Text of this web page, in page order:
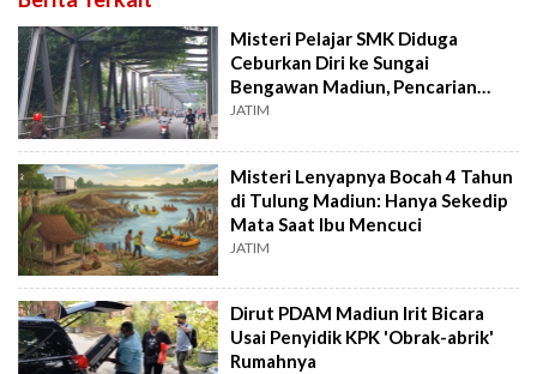
Misteri Pelajar SMK Diduga
Ceburkan Diri ke Sungai
Bengawan Madiun, Pencarian
Masih Dilakukan
JATIM
Misteri Lenyapnya Bocah 4 Tahun
di Tulung Madiun: Hanya Sekedip
Mata Saat Ibu Mencuci
JATIM
Dirut PDAM Madiun Irit Bicara
Usai Penyidik KPK 'Obrak-abrik'
Rumahnya